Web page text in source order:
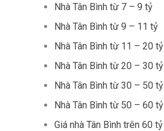
Nhà Tân Bình từ 7 – 9 tỷ
Nhà Tân Bình từ 9 – 11 tỷ
Nhà Tân Bình từ 11 – 20 tỷ
Nhà Tân Bình từ 20 – 30 tỷ
Nhà Tân Bình từ 30 – 50 tỷ
Nhà Tân Bình từ 50 – 60 tỷ
Giá nhà Tân Bình trên 60 tỷ